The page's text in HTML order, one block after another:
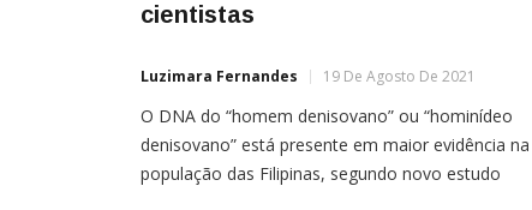
cientistas
Luzimara Fernandes 19 De Agosto De 2021
O DNA do “homem denisovano” ou “hominídeo
denisovano” está presente em maior evidência na
população das Filipinas, segundo novo estudo